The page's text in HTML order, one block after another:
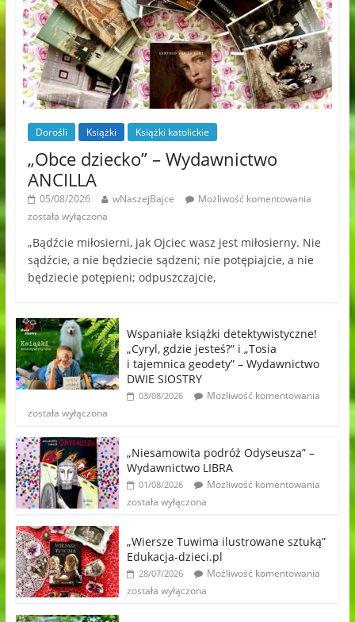
Dorośli Książki Książki katolickie
„Obce dziecko” – Wydawnictwo
ANCILLA
05/08/2026 wNaszejBajce
Możliwość komentowania
została wyłączona
„Bądźcie miłosierni, jak Ojciec wasz jest miłosierny. Nie
sądźcie, a nie będziecie sądzeni; nie potępiajcie, a nie
będziecie potępieni; odpuszczajcie,
Wspaniałe książki detektywistyczne!
„Cyryl, gdzie jesteś?” i „Tosia
i tajemnica geodety” – Wydawnictwo
DWIE SIOSTRY
03/08/2026
Możliwość komentowania
została wyłączona
„Niesamowita podróż Odyseusza” –
Wydawnictwo LIBRA
01/08/2026
Możliwość komentowania
została wyłączona
„Wiersze Tuwima ilustrowane sztuką”
Edukacja-dzieci.pl
28/07/2026
Możliwość komentowania
została wyłączona